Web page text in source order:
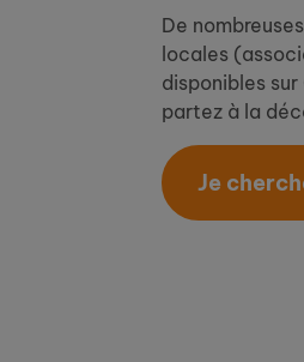
De
locales
disponibles
partez à la
Je